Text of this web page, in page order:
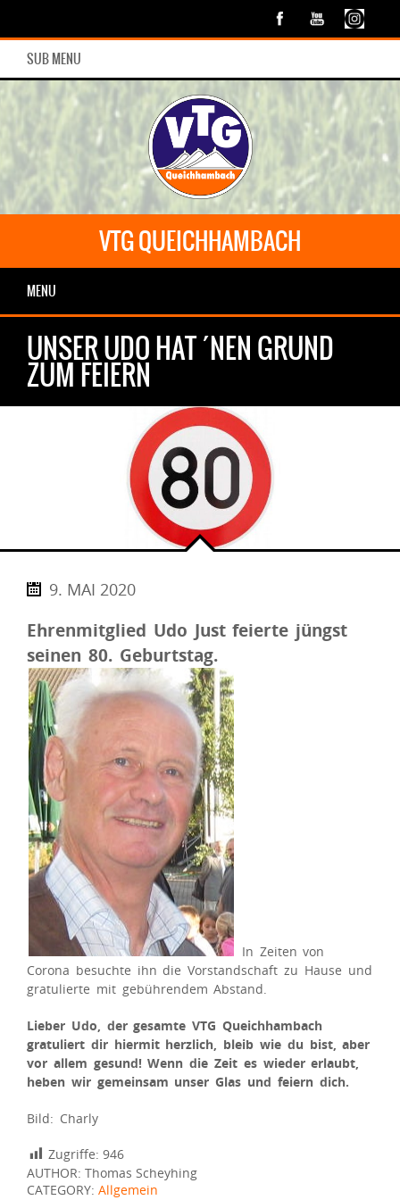
SUB MENU
VTG QUEICHHAMBACH
MENU
UNSER UDO HAT ´NEN GRUND
ZUM FEIERN
9. MAI 2020
Ehrenmitglied Udo Just feierte jüngst
seinen 80. Geburtstag.
In Zeiten von
Corona besuchte ihn die Vorstandschaft zu Hause und
gratulierte mit gebührendem Abstand.
Lieber Udo, der gesamte VTG Queichhambach
gratuliert dir hiermit herzlich, bleib wie du bist, aber
vor allem gesund! Wenn die Zeit es wieder erlaubt,
heben wir gemeinsam unser Glas und feiern dich.
Bild: Charly
Zugriffe: 946
AUTHOR: Thomas Scheyhing
CATEGORY: Allgemein